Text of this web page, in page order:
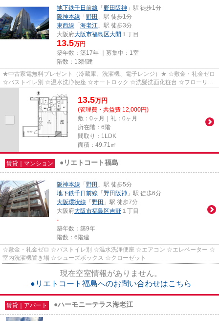
地下鉄千日前線 「 野田阪神 」駅 徒歩1分
阪神本線 「 野田 」駅 徒歩1分
東西線 「 海老江 」駅 徒歩3分
大阪府大阪市福島区大開 １丁目
13.5万円
築年数：築17年 ｜募集中： 1室
階数：13階建
★中古家電無料プレゼント（冷蔵庫、洗濯機、電子レンジ）★ ☆敷金・礼金ゼロ
☆バストイレ別 ☆温水洗浄便座 ☆オートロック ☆洗髪洗面化粧台 ☆フローリン
グ ☆エアコン ☆室内洗濯機置き場 ...
13.5万円
(管理費・共益費 12,000円)
敷：0ヶ月｜礼：0ヶ月
所在階：6階
間取り：1LDK
面積：49.71㎡
賃貸｜マンション ●リエトコート福島
阪神本線 「 野田 」駅 徒歩5分
地下鉄千日前線 「 野田阪神 」駅 徒歩6分
大阪環状線 「 野田 」駅 徒歩7分
大阪府大阪市福島区吉野 １丁目
-
築年数：築9年
階数：6階建
☆敷金・礼金ゼロ ☆バストイレ別 ☆温水洗浄便座 ☆エアコン ☆エレベーター ☆
室内洗濯機置き場 ☆シューズボックス ☆クローゼット
現在空室情報がありません。
●リエトコート福島へのお問い合わせはこちら
賃貸｜アパート ●ハーモニーテラス海老江